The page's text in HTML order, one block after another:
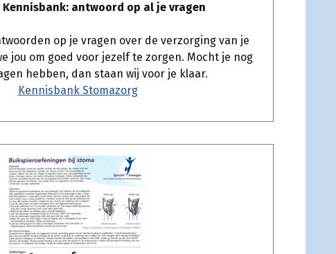
Kennisbank: antwoord op al je vragen
op je vragen over de verzorging van je
jou om goed voor jezelf te zorgen. Mocht je nog
hebben, dan staan wij voor je klaar.
Kennisbank Stomazorg